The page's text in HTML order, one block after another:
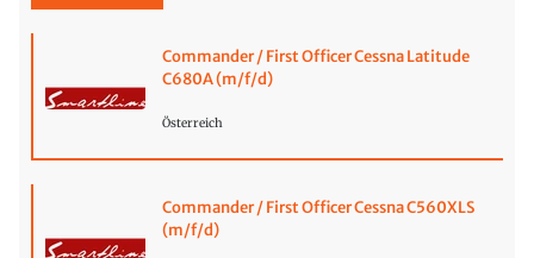
Commander / First Officer Cessna Latitude
C680A (m/f/d)
Österreich
Commander / First Officer Cessna C560XLS
(m/f/d)